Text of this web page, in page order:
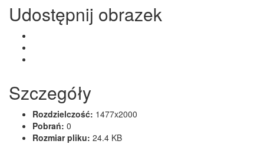
Udostępnij obrazek
Szczegóły
Rozdzielczość: 1477x2000
Pobrań: 0
Rozmiar pliku: 24.4 KB